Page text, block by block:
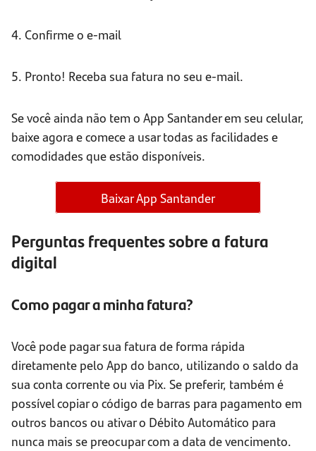
4. Confirme o e-mail
5. Pronto! Receba sua fatura no seu e-mail.
Se você ainda não tem o App Santander em seu celular,
baixe agora e comece a usar todas as facilidades e
comodidades que estão disponíveis.
Baixar App Santander
Perguntas frequentes sobre a fatura
digital
Como pagar a minha fatura?
Você pode pagar sua fatura de forma rápida
diretamente pelo App do banco, utilizando o saldo da
sua conta corrente ou via Pix. Se preferir, também é
possível copiar o código de barras para pagamento em
outros bancos ou ativar o Débito Automático para
nunca mais se preocupar com a data de vencimento.